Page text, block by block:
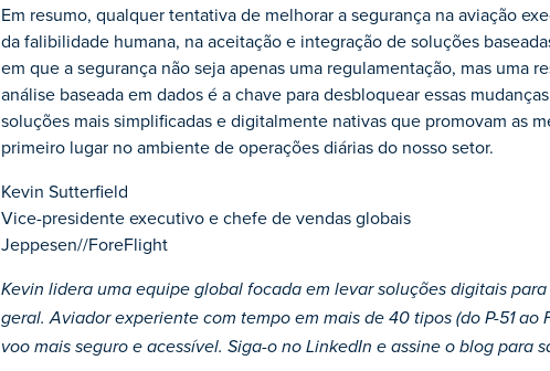
Em resumo, qualquer tentativa de melhorar a segurança na aviação
da falibilidade humana, na aceitação e integração de soluções
em que a segurança não seja apenas uma regulamentação, mas uma
análise baseada em dados é a chave para desbloquear essas
soluções mais simplificadas e digitalmente nativas que promovam as
primeiro lugar no ambiente de operações diárias do nosso setor.
Kevin Sutterfield
Vice-presidente executivo e chefe de vendas globais
Jeppesen//ForeFlight
Kevin lidera uma equipe global focada em levar soluções digitais
geral. Aviador experiente com tempo em mais de 40 tipos (do P-51 ao
voo mais seguro e acessível. Siga-o no LinkedIn e assine o blog para